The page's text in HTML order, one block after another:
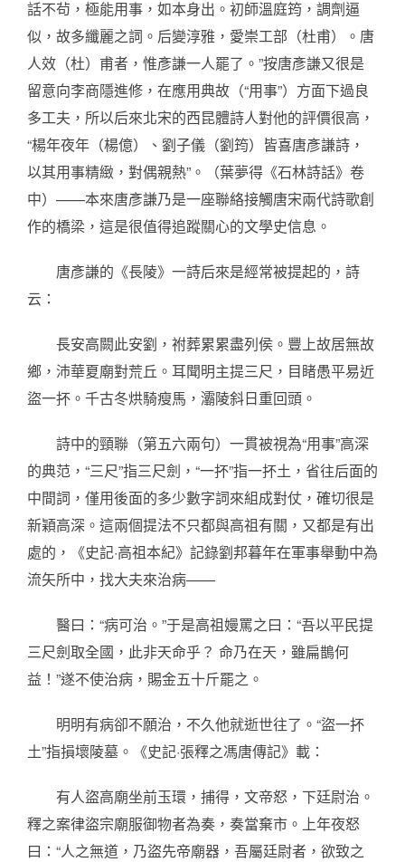
話不茍，極能用事，如本身出。初師溫庭筠，調劑逼
似，故多纖麗之詞。后變淳雅，愛崇工部（杜甫）。唐
人效（杜）甫者，惟彥謙一人罷了。”按唐彥謙又很是
留意向李商隱進修，在應用典故（“用事”）方面下過良
多工夫，所以后來北宋的西昆體詩人對他的評價很高，
“楊年夜年（楊億）、劉子儀（劉筠）皆喜唐彥謙詩，
以其用事精緻，對偶親熱”。（葉夢得《石林詩話》卷
中）——本來唐彥謙乃是一座聯絡接觸唐宋兩代詩歌創
作的橋梁，這是很值得追蹤關心的文學史信息。
唐彥謙的《長陵》一詩后來是經常被提起的，詩
云：
長安高闕此安劉，祔葬累累盡列侯。豐上故居無故
鄉，沛華夏廟對荒丘。耳聞明主提三尺，目睹愚平易近
盜一抔。千古冬烘騎瘦馬，灞陵斜日重回頭。
詩中的頸聯（第五六兩句）一貫被視為“用事”高深
的典范，“三尺”指三尺劍，“一抔”指一抔土，省往后面的
中間詞，僅用後面的多少數字詞來組成對仗，確切很是
新穎高深。這兩個提法不只都與高祖有關，又都是有出
處的，《史記·高祖本紀》記錄劉邦暮年在軍事舉動中為
流矢所中，找大夫來治病——
醫曰：“病可治。”于是高祖嫚罵之曰：“吾以平民提
三尺劍取全國，此非天命乎？ 命乃在天，雖扁鵲何
益！”遂不使治病，賜金五十斤罷之。
明明有病卻不願治，不久他就逝世往了。“盜一抔
土”指損壞陵墓。《史記·張釋之馮唐傳記》載：
有人盜高廟坐前玉環，捕得，文帝怒，下廷尉治。
釋之案律盜宗廟服御物者為奏，奏當棄市。上年夜怒
曰：“人之無道，乃盜先帝廟器，吾屬廷尉者，欲致之